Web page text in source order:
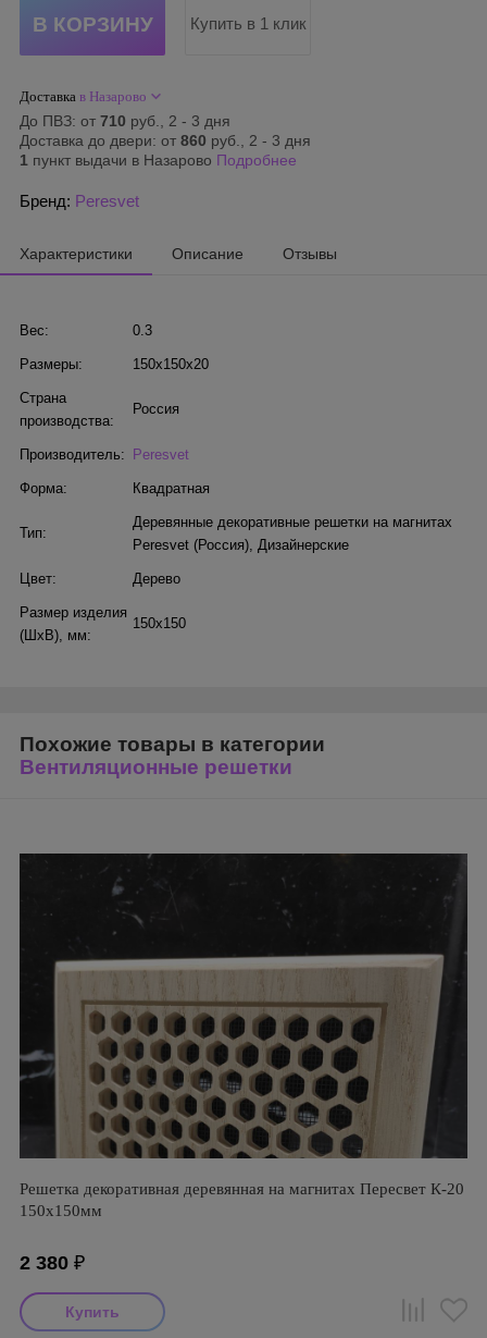
Купить в 1 клик
Доставка в Назарово
До ПВЗ: от 710 руб., 2 - 3 дня
Доставка до двери: от 860 руб., 2 - 3 дня
1 пункт выдачи в Назарово Подробнее
Бренд: Peresvet
Характеристики Описание Отзывы
Вес: 0.3
Размеры: 150x150x20
Страна
производства:
Россия
Производитель: Peresvet
Форма: Квадратная
Тип:
Деревянные декоративные решетки на магнитах
Peresvet (Россия), Дизайнерские
Цвет: Дерево
Размер изделия
(ШхВ), мм:
150х150
Похожие товары в категории
Вентиляционные решетки
Решетка декоративная деревянная на магнитах Пересвет К-20
150х150мм
2 380 ₽